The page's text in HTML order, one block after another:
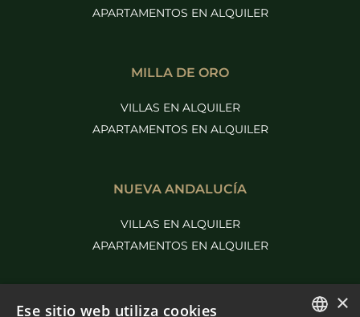
APARTAMENTOS EN ALQUILER
MILLA DE ORO
VILLAS EN ALQUILER
APARTAMENTOS EN ALQUILER
NUEVA ANDALUCÍA
VILLAS EN ALQUILER
APARTAMENTOS EN ALQUILER
MÁS PURE LIVING ×
Ese sitio web utiliza cookies